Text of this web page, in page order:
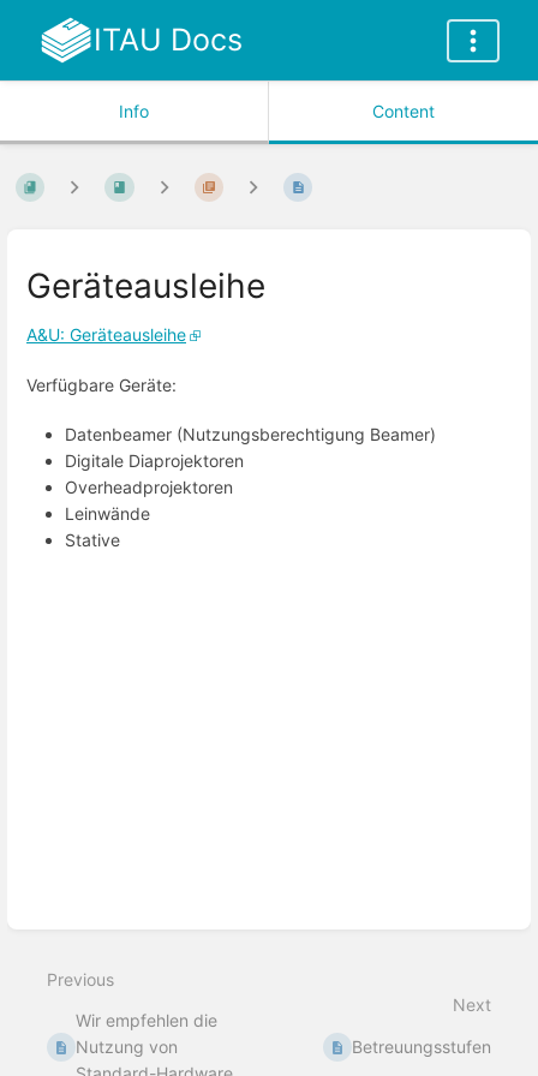
ITAU Docs
Info Content
Geräteausleihe
A&U: Geräteausleihe
Verfügbare Geräte:
Datenbeamer (Nutzungsberechtigung Beamer)
Digitale Diaprojektoren
Overheadprojektoren
Leinwände
Stative
Previous
Wir empfehlen die
Nutzung von
Next
Betreuungsstufen